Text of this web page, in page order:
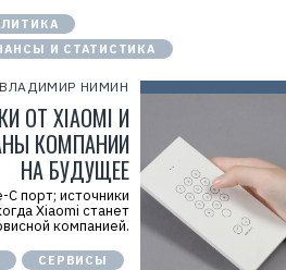
И СТАТИСТИКА
ВЛАДИМИР НИМИН
ОТ XIAOMI И
КОМПАНИИ
НА БУДУЩЕЕ
C порт; источники
Xiaomi станет
компанией.
СЕРВИСЫ
x
y
T
W
Р
е
л
м